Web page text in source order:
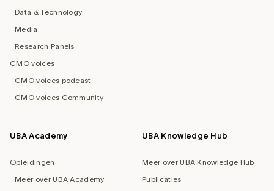
Data & Technology
Media
Research Panels
CMO voices
CMO voices podcast
CMO voices Community
UBA Academy
Opleidingen
Meer over UBA Academy
UBA Knowledge Hub
Meer over UBA Knowledge Hub
Publicaties